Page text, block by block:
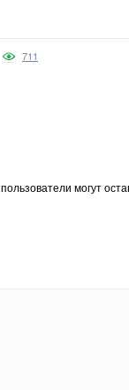
711
могут